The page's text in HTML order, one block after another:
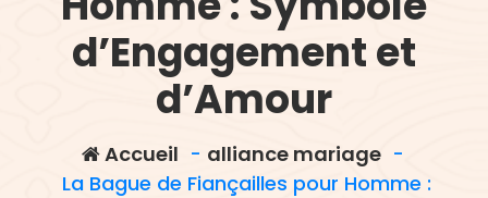
d’Engagement et
d’Amour
Accueil - alliance mariage-
La Bague de Fiançailles pour Homme :